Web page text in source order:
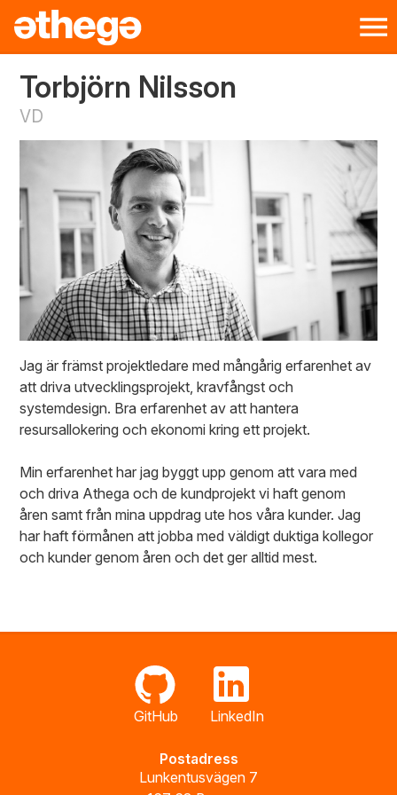
Torbjörn Nilsson
VD
Jag är främst projektledare med mångårig erfarenhet av
att driva utvecklingsprojekt, kravfångst och
systemdesign. Bra erfarenhet av att hantera
resursallokering och ekonomi kring ett projekt.
Min erfarenhet har jag byggt upp genom att vara med
och driva Athega och de kundprojekt vi haft genom
åren samt från mina uppdrag ute hos våra kunder. Jag
har haft förmånen att jobba med väldigt duktiga kollegor
och kunder genom åren och det ger alltid mest.
GitHub LinkedIn
Postadress
Lunkentusvägen 7